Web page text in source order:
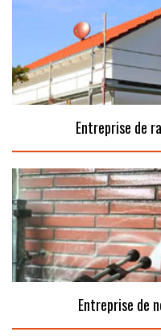
Entreprise de
Entreprise de